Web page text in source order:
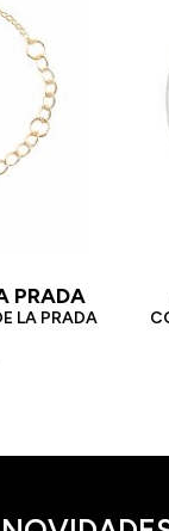
PRADA
LA PRADA